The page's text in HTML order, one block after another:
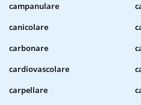
campanulare
canicolare
carbonare
cardiovascolare
carpellare